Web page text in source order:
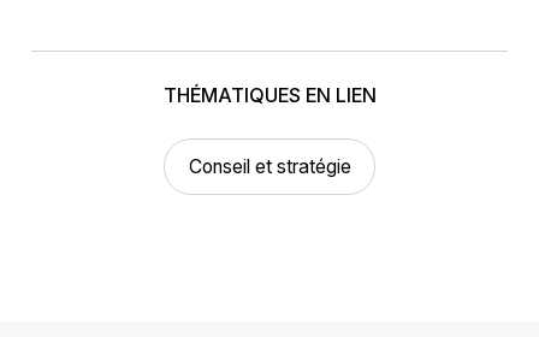
THÉMATIQUES EN LIEN
Conseil et stratégie